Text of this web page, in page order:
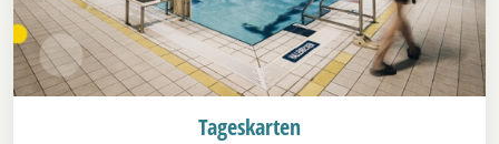
Tageskarten